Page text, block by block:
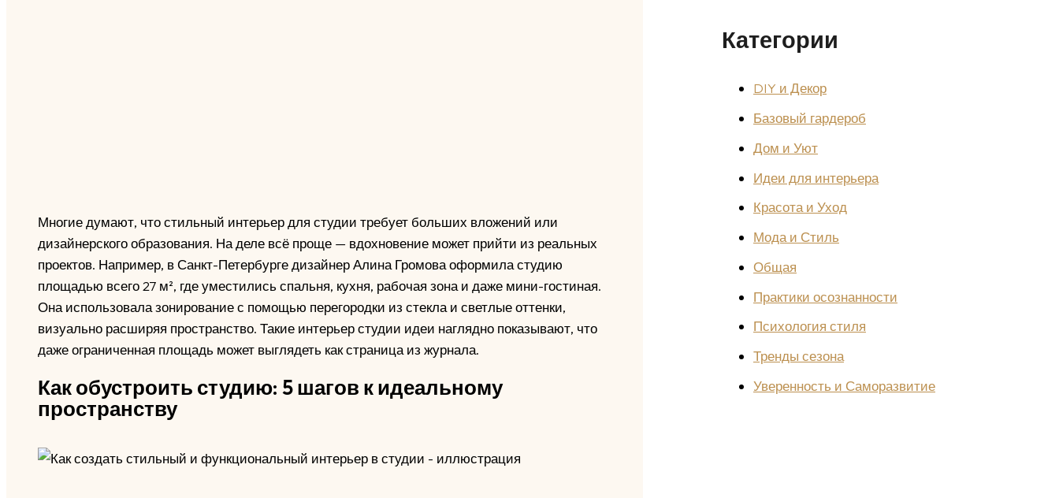
Многие думают, что стильный интерьер для студии требует больших вложений или
дизайнерского образования. На деле всё проще — вдохновение может прийти из реальных
проектов. Например, в Санкт-Петербурге дизайнер Алина Громова оформила студию
площадью всего 27 м², где уместились спальня, кухня, рабочая зона и даже мини-гостиная.
Она использовала зонирование с помощью перегородки из стекла и светлые оттенки,
визуально расширяя пространство. Такие интерьер студии идеи наглядно показывают, что
даже ограниченная площадь может выглядеть как страница из журнала.
Как обустроить студию: 5 шагов к идеальному
пространству
Категории
DIY и Декор
Базовый гардероб
Дом и Уют
Идеи для интерьера
Красота и Уход
Мода и Стиль
Общая
Практики осознанности
Психология стиля
Тренды сезона
Уверенность и Саморазвитие